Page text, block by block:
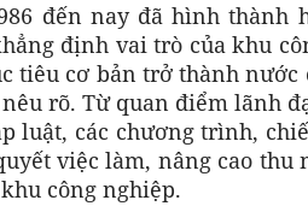
đến nay đã hình thành
định vai trò của khu
tiêu cơ bản trở thành nước
rõ. Từ quan điểm lãnh
luật, các chương trình,
việc làm, nâng cao thu
công nghiệp.